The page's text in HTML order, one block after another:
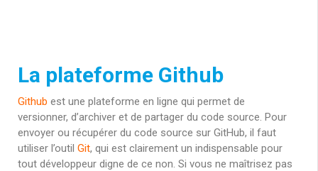
La plateforme Github
Github est une plateforme en ligne qui permet de
versionner, d’archiver et de partager du code source. Pour
envoyer ou récupérer du code source sur GitHub, il faut
utiliser l’outil Git, qui est clairement un indispensable pour
tout développeur digne de ce non. Si vous ne maîtrisez pas